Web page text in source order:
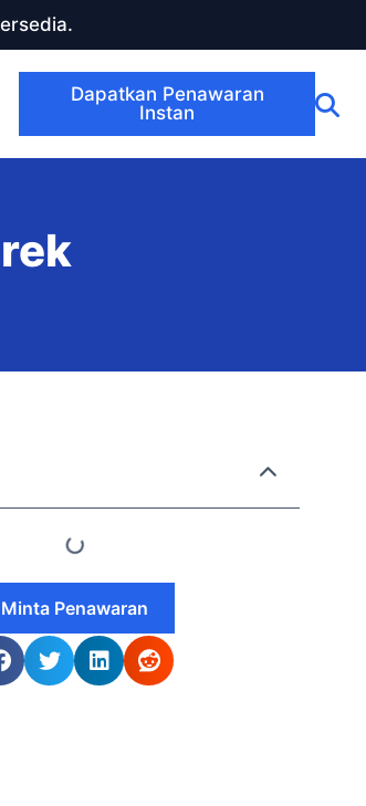
Dapatkan Penawaran
Instan
Minta Penawaran